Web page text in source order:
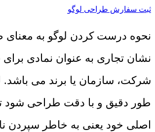
ثبت سفارش طراحی لوگو
نحوه درست کردن لوگو به
نشان تجاری به عنوان نمادی
شرکت، سازمان یا برند می باشد.
طور دقیق و با دقت طراحی شود
اصلی خود یعنی به خاطر سپردن